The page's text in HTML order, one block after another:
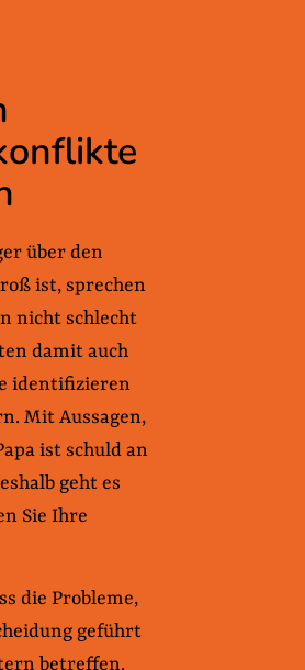
über den
ist, sprechen
nicht schlecht
damit auch
identifizieren
Mit Aussagen,
ist schuld an
geht es
Sie Ihre
die Probleme,
geführt
betreffen.